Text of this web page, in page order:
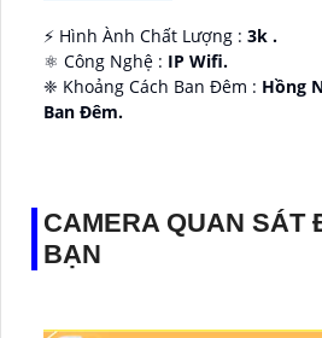
️⚡ Hình Ành Chất Lượng : 3k .
⚛️ Công Nghệ : IP Wifi.
❈ Khoảng Cách Ban Đêm : Hồng
Ban Ðêm.
CAMERA QUAN SÁT
BẠN